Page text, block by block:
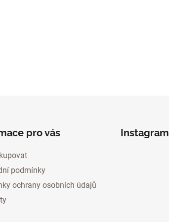
pro vás
podmínky
ochrany osobních údajů
Instagram